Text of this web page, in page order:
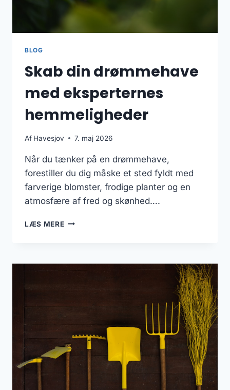
BLOG
Skab din drømmehave
med eksperternes
hemmeligheder
Af Havesjov 7. maj 2026
Når du tænker på en drømmehave,
forestiller du dig måske et sted fyldt med
farverige blomster, frodige planter og en
atmosfære af fred og skønhed….
LÆS MERESKAB
EKSPERTERNES